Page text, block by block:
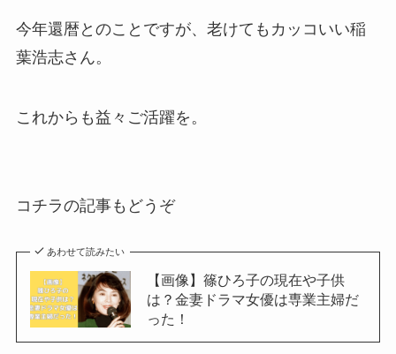
今年還暦とのことですが、老けてもカッコいい稲
葉浩志さん。
これからも益々ご活躍を。
コチラの記事もどうぞ
あわせて読みたい
【画像】篠ひろ子の現在や子供
は？金妻ドラマ女優は専業主婦だ
った！